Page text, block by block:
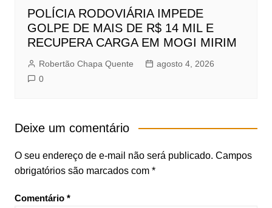
POLÍCIA RODOVIÁRIA IMPEDE
GOLPE DE MAIS DE R$ 14 MIL E
RECUPERA CARGA EM MOGI MIRIM
Robertão Chapa Quente
agosto 4, 2026
0
Deixe um comentário
O seu endereço de e-mail não será publicado. Campos
obrigatórios são marcados com *
Comentário *